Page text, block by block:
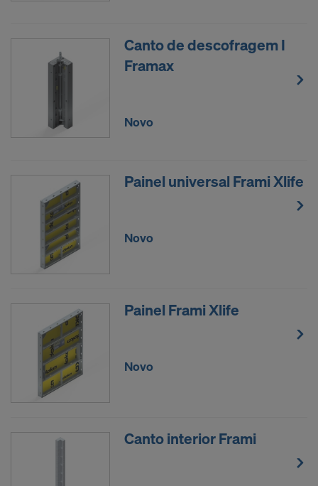
Canto de descofragem I
Framax
Novo
Painel universal Frami Xlife
Novo
Painel Frami Xlife
Novo
Canto interior Frami